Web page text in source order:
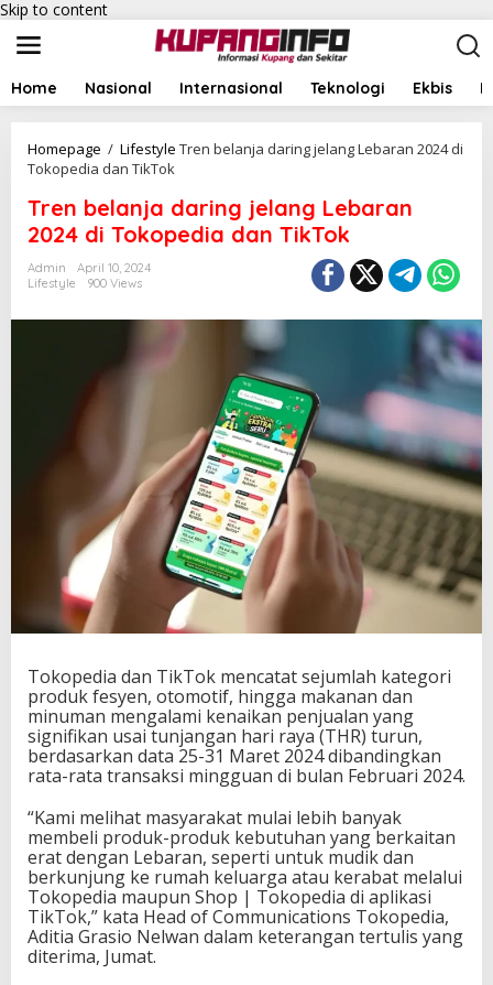
Skip to content
Home Nasional Internasional Teknologi Ekbis
Homepage / Lifestyle Tren belanja daring jelang Lebaran 2024 di
Tokopedia dan TikTok
Tren belanja daring jelang Lebaran
2024 di Tokopedia dan TikTok
Admin
April 10, 2024
Lifestyle
900 Views
Tokopedia dan TikTok mencatat sejumlah kategori
produk fesyen, otomotif, hingga makanan dan
minuman mengalami kenaikan penjualan yang
signifikan usai tunjangan hari raya (THR) turun,
berdasarkan data 25-31 Maret 2024 dibandingkan
rata-rata transaksi mingguan di bulan Februari 2024.
“Kami melihat masyarakat mulai lebih banyak
membeli produk-produk kebutuhan yang berkaitan
erat dengan Lebaran, seperti untuk mudik dan
berkunjung ke rumah keluarga atau kerabat melalui
Tokopedia maupun Shop | Tokopedia di aplikasi
TikTok,” kata Head of Communications Tokopedia,
Aditia Grasio Nelwan dalam keterangan tertulis yang
diterima, Jumat.